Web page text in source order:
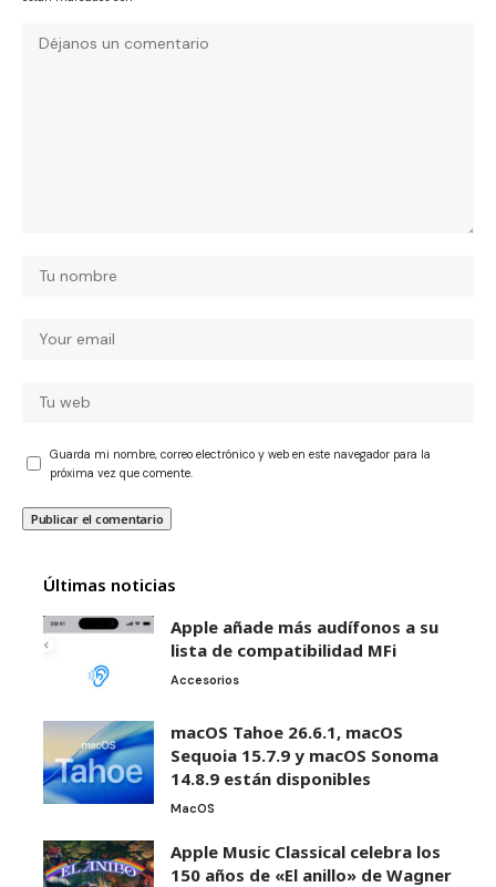
Guarda mi nombre, correo electrónico y web en este navegador para la
próxima vez que comente.
Últimas noticias
Apple añade más audífonos a su
lista de compatibilidad MFi
Accesorios
macOS Tahoe 26.6.1, macOS
Sequoia 15.7.9 y macOS Sonoma
14.8.9 están disponibles
MacOS
Apple Music Classical celebra los
150 años de «El anillo» de Wagner